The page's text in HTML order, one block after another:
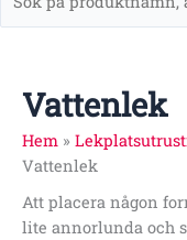
Vattenlek
Hem »
Vattenlek
Att placera någon
lite annorlunda och